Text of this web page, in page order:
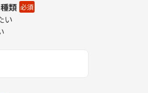
類 必須
い